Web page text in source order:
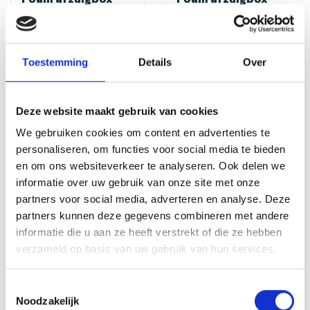
Toestemming Details Over
Deze website maakt gebruik van cookies
We gebruiken cookies om content en advertenties te
personaliseren, om functies voor social media te bieden
en om ons websiteverkeer te analyseren. Ook delen we
informatie over uw gebruik van onze site met onze
partners voor social media, adverteren en analyse. Deze
partners kunnen deze gegevens combineren met andere
informatie die u aan ze heeft verstrekt of die ze hebben
verzameld op basis van uw gebruik van hun services.
Noodzakelijk
2500 m3/h
bij Nedfan. Stil en
efficiënt afzuigsysteem
luchtkwaliteit, comp...
€362,99
€725,98Incl. btw
3250 m3/h
Foam afzuigbox kopen
bij Nedfan. Stil en
efficiënt afzuigsysteem
luchtkwaliteit, comp...
€387,19
€774,38Incl. btw
Sale Sale